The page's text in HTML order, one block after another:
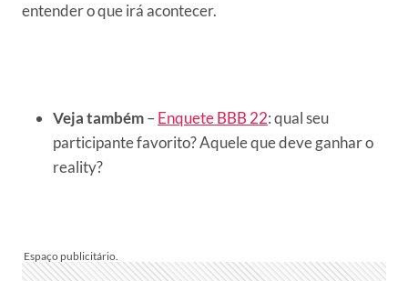
entender o que irá acontecer.
Veja também– Enquete BBB 22: qual seu
participante favorito? Aquele que deve ganhar o
reality?